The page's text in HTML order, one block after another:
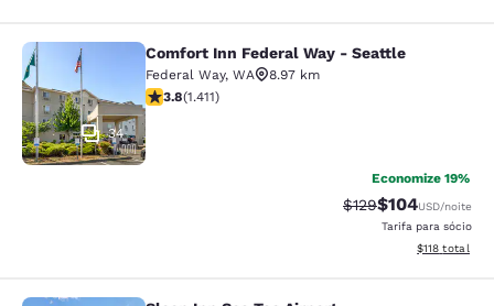
Comfort Inn Federal Way - Seattle
34
Comfort Inn Federal Way - Seattle
Federal Way, WA
8.97 km
classificação 3.77 estrelas. Bom. 1411 avaliações
3.8(1.411)
Economize 19%
Tarifa anterior
$129Tarifa com
$104USD/noite
Tarifa para sócio
Exibir
$118 total